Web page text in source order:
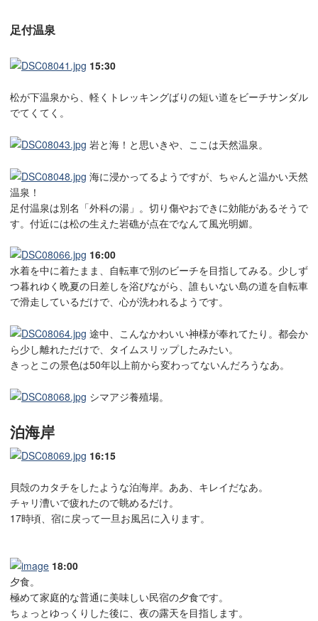
足付温泉
15:30
松が下温泉から、軽くトレッキングばりの短い道をビーチサンダル
でてくてく。
岩と海！と思いきや、ここは天然温泉。
海に浸かってるようですが、ちゃんと温かい天然
温泉！
足付温泉は別名「外科の湯」。切り傷やおできに効能があるそうで
す。付近には松の生えた岩礁が点在でなんて風光明媚。
16:00
水着を中に着たまま、自転車で別のビーチを目指してみる。少しず
つ暮れゆく晩夏の日差しを浴びながら、誰もいない島の道を自転車
で滑走しているだけで、心が洗われるようです。
途中、こんなかわいい神様が奉れてたり。都会か
ら少し離れただけで、タイムスリップしたみたい。
きっとこの景色は50年以上前から変わってないんだろうなあ。
シマアジ養殖場。
泊海岸
16:15
貝殻のカタチをしたような泊海岸。ああ、キレイだなあ。
チャリ漕いで疲れたので眺めるだけ。
17時頃、宿に戻って一旦お風呂に入ります。
18:00
夕食。
極めて家庭的な普通に美味しい民宿の夕食です。
ちょっとゆっくりした後に、夜の露天を目指します。